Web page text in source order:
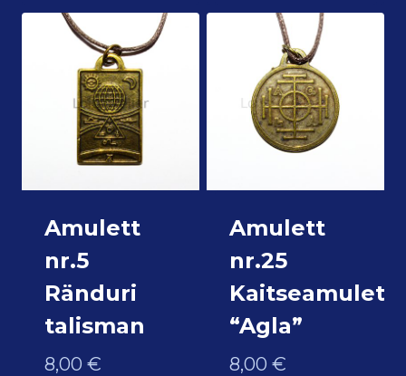
Amulett
nr.5
Ränduri
talisman
8,00 €
Amulett
nr.25
Kaitseamulett
“Agla”
8,00 €